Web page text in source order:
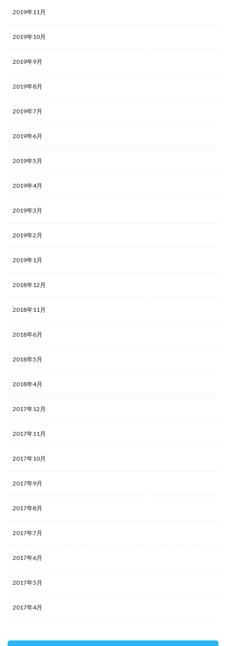
2019年11月
2019年10月
2019年9月
2019年8月
2019年7月
2019年6月
2019年5月
2019年4月
2019年3月
2019年2月
2019年1月
2018年12月
2018年11月
2018年6月
2018年5月
2018年4月
2017年12月
2017年11月
2017年10月
2017年9月
2017年8月
2017年7月
2017年6月
2017年5月
2017年4月